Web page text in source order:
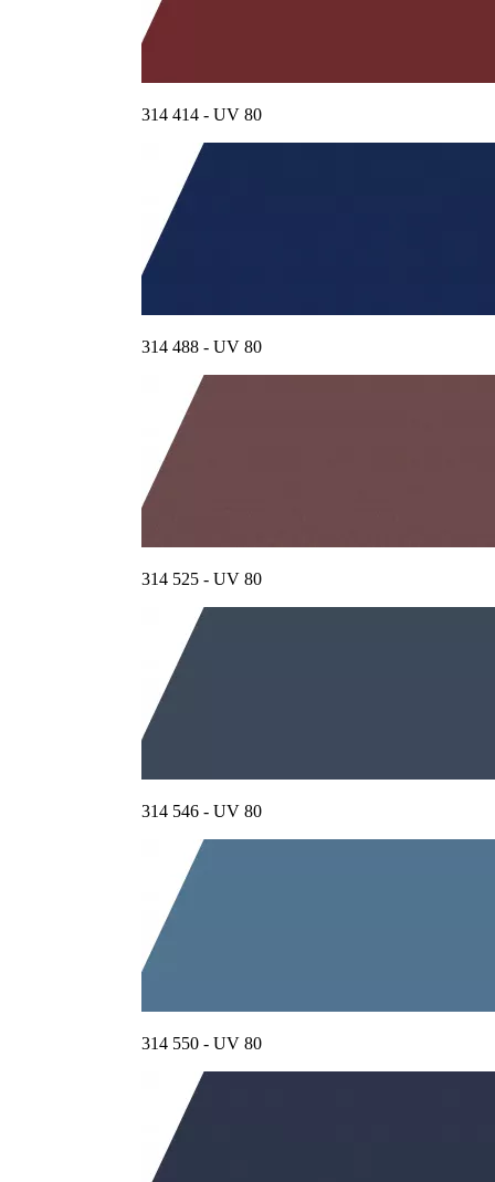
314 414 - UV 80
314 488 - UV 80
314 525 - UV 80
314 546 - UV 80
314 550 - UV 80